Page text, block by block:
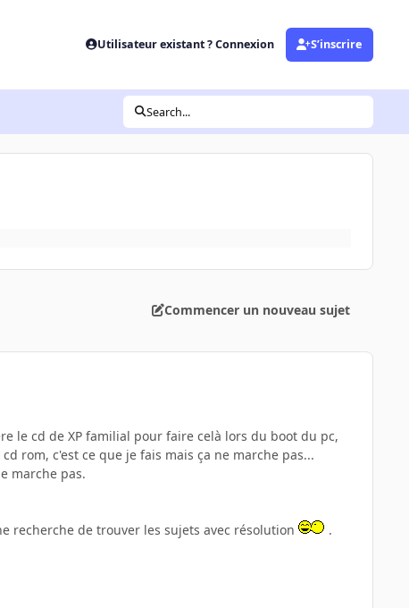
Utilisateur existant ? Connexion S’inscrire
Search...
Commencer un nouveau sujet
le cd de XP familial pour faire celà lors du boot du pc,
rom, c'est ce que je fais mais ça ne marche pas...
marche pas.
recherche de trouver les sujets avec résolution .